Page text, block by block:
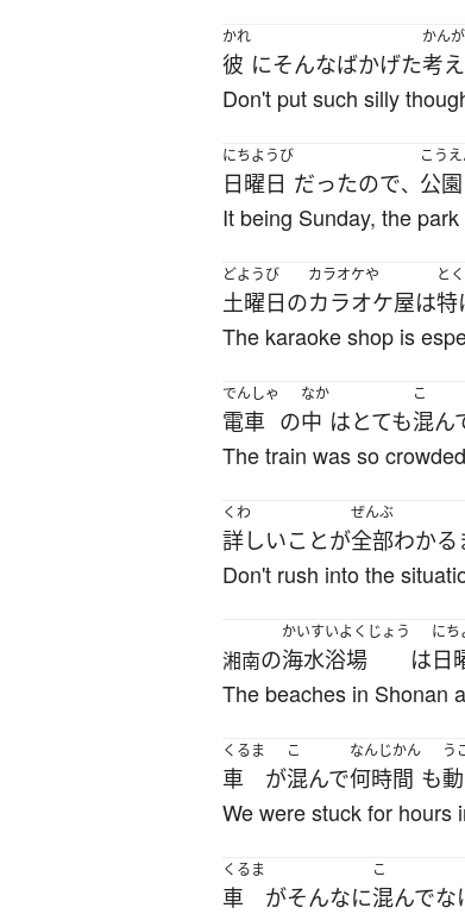
かれ
彼 にそんなばかげた
かんが
考え
Don't put such silly
にちようび
日曜日 だったので、
こう
公園
It being Sunday, the
どようび
土曜日の
カラオケや
カラオケ屋は
とく
特
The karaoke shop is
でんしゃ
電車 の
なか
中 はとても
こ
混ん
The train was so
くわ
詳しいことが
ぜんぶ
全部わかる
Don't rush into the
湘南の
かいすいよくじょう
海水浴場 は
にち
日
The beaches in Shonan
くるま
車 が
こ
混んで
なんじかん
何時間 も
う
We were stuck for hours
くるま
車 がそんなに
こ
混んでな